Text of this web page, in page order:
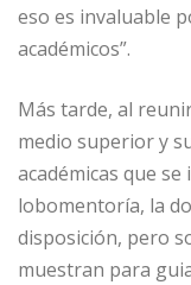
eso es invaluable
académicos”.
Más tarde, al
medio superior y
académicas que
lobomentoría, la
disposición, pero
muestran para